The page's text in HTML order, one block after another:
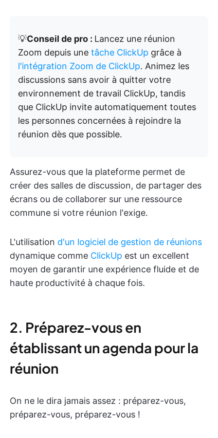
💡Conseil de pro : Lancez une réunion
Zoom depuis une tâche ClickUp grâce à
l'intégration Zoom de ClickUp. Animez les
discussions sans avoir à quitter votre
environnement de travail ClickUp, tandis
que ClickUp invite automatiquement toutes
les personnes concernées à rejoindre la
réunion dès que possible.
Assurez-vous que la plateforme permet de
créer des salles de discussion, de partager des
écrans ou de collaborer sur une ressource
commune si votre réunion l'exige.
L'utilisation d'un logiciel de gestion de réunions
dynamique comme ClickUp est un excellent
moyen de garantir une expérience fluide et de
haute productivité à chaque fois.
2. Préparez-vous en
établissant un agenda pour la
réunion
On ne le dira jamais assez : préparez-vous,
préparez-vous, préparez-vous !